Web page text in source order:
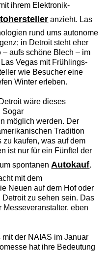
ihrem Elektronik-
anzieht. Las
rund ums autonome
in Detroit steht eher
aufs schöne Blech – im
Vegas mit Frühlings-
wie Besucher eine
Winter erleben.
wäre dieses
Sogar
möglich werden. Der
Tradition
kaufen, was auf dem
ist nur für ein Fünftel der
spontanen Autokauf.
mit dem
Neuen auf dem Hof oder
zu sehen sein. Das
eben
der NAIAS im Januar
hat ihre Bedeutung